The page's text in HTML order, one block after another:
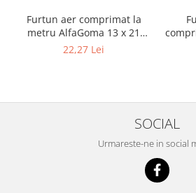
Furtun aer comprimat la
metru AlfaGoma 13 x 21
mm, 20 bar, rezistent la
22,27 Lei
8 x
SOCIAL
Urmareste-ne in social